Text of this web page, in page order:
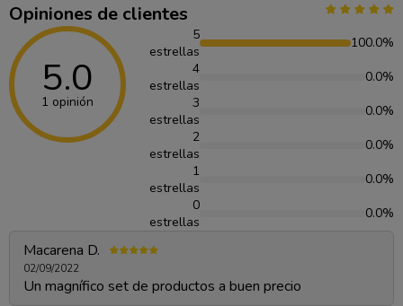
Opiniones de clientes
5.0
1 opinión
5
estrellas
100.0%
4
estrellas
0.0%
3
estrellas
0.0%
2
estrellas
0.0%
1
estrellas
0.0%
0
estrellas
0.0%
Macarena D.
02/09/2022
Un magnífico set de productos a buen precio